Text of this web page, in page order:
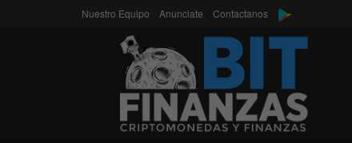
Nuestro Equipo Anunciate Contactanos